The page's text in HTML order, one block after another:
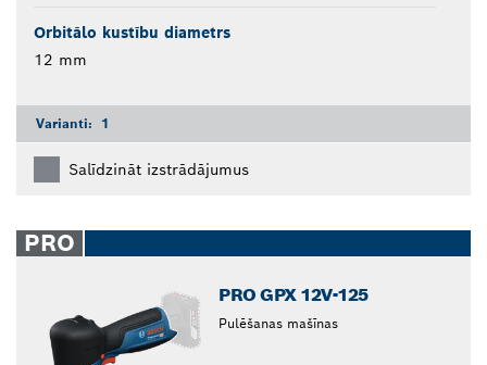
Orbitālo kustību diametrs
12 mm
Varianti: 1
Salīdzināt izstrādājumus
PRO
PRO GPX 12V-125
Pulēšanas mašīnas